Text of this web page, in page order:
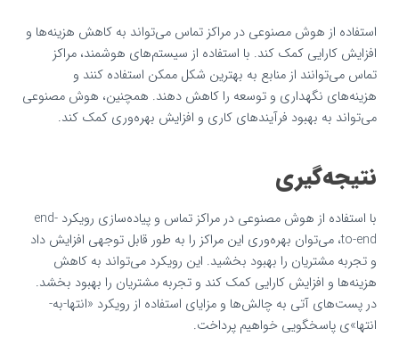
استفاده از هوش مصنوعی در مراکز تماس می‌تواند به کاهش هزینه‌ها و
افزایش کارایی کمک کند. با استفاده از سیستم‌های هوشمند، مراکز
تماس می‌توانند از منابع به بهترین شکل ممکن استفاده کنند و
هزینه‌های نگهداری و توسعه را کاهش دهند. همچنین، هوش مصنوعی
می‌تواند به بهبود فرآیندهای کاری و افزایش بهره‌وری کمک کند.
نتیجه‌گیری
با استفاده از هوش مصنوعی در مراکز تماس و پیاده‌سازی رویکرد end-
to-end، می‌توان بهره‌وری این مراکز را به طور قابل توجهی افزایش داد
و تجربه مشتریان را بهبود بخشید. این رویکرد می‌تواند به کاهش
هزینه‌ها و افزایش کارایی کمک کند و تجربه مشتریان را بهبود بخشد.
در پست‌های آتی به چالش‌ها و مزایای استفاده از رویکرد «انتها-به-
انتها»ی پاسخگویی خواهیم پرداخت.